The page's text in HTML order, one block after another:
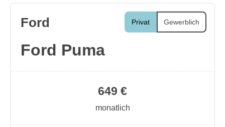
Privat Gewerblich
Ford
Ford Puma
649 €
monatlich